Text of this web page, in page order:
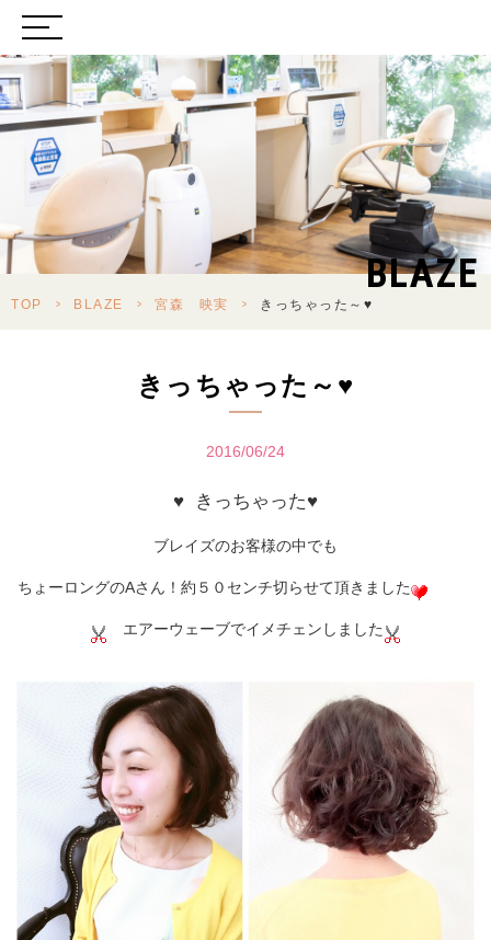
BLAZE
TOP > BLAZE > 宮森 映実 > きっちゃった～♥
きっちゃった～♥
2016/06/24
♥ きっちゃった♥
ブレイズのお客様の中でも
ちょーロングのAさん！約５０センチ切らせて頂きました
エアーウェーブでイメチェンしました